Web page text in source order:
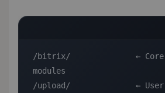
/bitrix/              ← Core
modules
/upload/              ← User-